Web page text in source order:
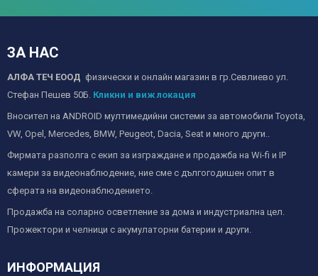
ЗА НАС
АЛФА ТЕЧ ЕООД физически и онлайн магазин в гр.Севлиево ул.
Стефан Пешев 50Б. Кликни и виж локация
Вносител на ANDROID мултимедийни системи за автомобили Toyota,
VW, Opel, Mercedes, BMW, Peugeot, Dacia, Seat и много други..
Фирмата разполга с екип за изграждане и продажба на Wi-fi и IP
камери за видеонаблюдение, ние сме с дългогодишен опит в
сферата на видеонаблюдението.
Продажба на соларно осветление за дома и индустриална цел.
Прожектори и челници с акумулаторни батерии и други.
ИНФОРМАЦИЯ